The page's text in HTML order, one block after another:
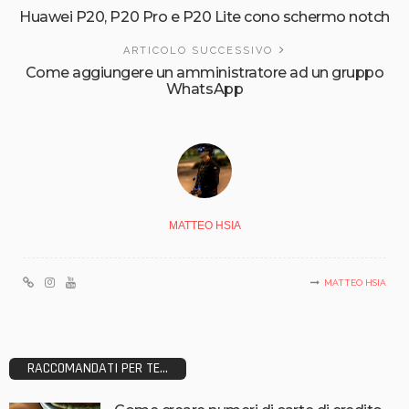
Huawei P20, P20 Pro e P20 Lite cono schermo notch
ARTICOLO SUCCESSIVO
Come aggiungere un amministratore ad un gruppo
WhatsApp
MATTEO HSIA
MATTEO HSIA
RACCOMANDATI PER TE...